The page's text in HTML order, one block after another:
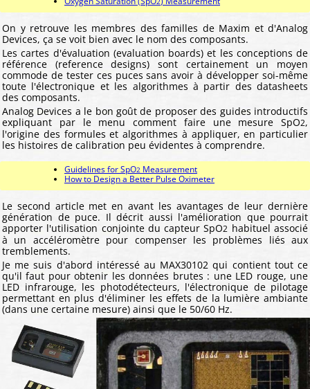
On y retrouve les membres des familles de Maxim et d'Analog
Devices, ça se voit bien avec le nom des composants.
Les cartes d'évaluation (evaluation boards) et les conceptions de
référence (reference designs) sont certainement un moyen
commode de tester ces puces sans avoir à développer soi-même
toute l'électronique et les algorithmes à partir des datasheets
des composants.
Analog Devices a le bon goût de proposer des guides introductifs
expliquant par le menu comment faire une mesure SpO2,
l'origine des formules et algorithmes à appliquer, en particulier
les histoires de calibration peu évidentes à comprendre.
Guidelines for SpO2 Measurement
How to Design a Better Pulse Oximeter
Le second article met en avant les avantages de leur dernière
génération de puce. Il décrit aussi l'amélioration que pourrait
apporter l'utilisation conjointe du capteur SpO2 habituel associé
à un accéléromètre pour compenser les problèmes liés aux
tremblements.
Je me suis d'abord intéressé au MAX30102 qui contient tout ce
qu'il faut pour obtenir les données brutes : une LED rouge, une
LED infrarouge, les photodétecteurs, l'électronique de pilotage
permettant en plus d'éliminer les effets de la lumière ambiante
(dans une certaine mesure) ainsi que le 50/60 Hz.